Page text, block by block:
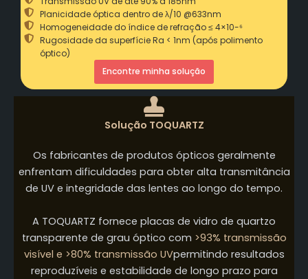
Planicidade óptica dentro de λ/10 @633nm
Homogeneidade do índice de refração ≤ 4×10-⁶
Rugosidade da superfície Ra < 1nm (após polimento
óptico)
Encontre minha solução
Solução TOQUARTZ
Os fabricantes de produtos ópticos geralmente
enfrentam dificuldades para obter alta transmitância
de UV e integridade das lentes ao longo do tempo.
A TOQUARTZ fornece placas de vidro de quartzo
transparente de grau óptico com >93% transmissão
visível e >80% transmissão UVpermitindo resultados
reproduzíveis e estabilidade de longo prazo para